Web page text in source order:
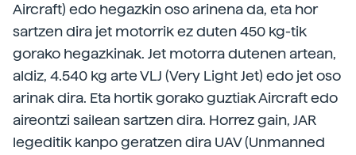
Aircraft) edo hegazkin oso arinena da, eta hor
sartzen dira jet motorrik ez duten 450 kg-tik
gorako hegazkinak. Jet motorra dutenen artean,
aldiz, 4.540 kg arte VLJ (Very Light Jet) edo jet oso
arinak dira. Eta hortik gorako guztiak Aircraft edo
aireontzi sailean sartzen dira. Horrez gain, JAR
legeditik kanpo geratzen dira UAV (Unmanned